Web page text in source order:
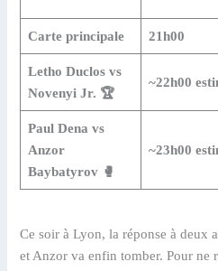
Carte principale 21h00
Letho Duclos vs
Novenyi Jr. 🏆
~22h00
Paul Dena vs
Anzor
Baybatyrov 🥊
~23h00
Ce soir à Lyon, la réponse à deux
et Anzor va enfin tomber. Pour ne